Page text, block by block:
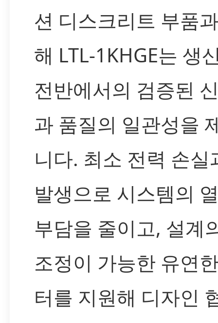
션 디스크리트 부품
해 LTL-1KHGE는 생
전반에서의 검증된
과 품질의 일관성을
니다. 최소 전력 손실
발생으로 시스템의
부담을 줄이고, 설계
조정이 가능한 유연
터를 지원해 디자인